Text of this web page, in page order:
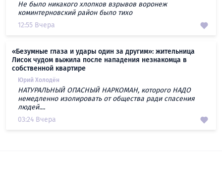
Не было никакого хлопков взрывов воронеж
коминтерновский район было тихо
12:55 Вчера
«Безумные глаза и удары один за другим»: жительница
Лисок чудом выжила после нападения незнакомца в
собственной квартире
Юрий Холодён
НАТУРАЛЬНЫЙ ОПАСНЫЙ НАРКОМАН, которого НАДО
немедленно изолировать от общества ради спасения
людей....
03:24 Вчера